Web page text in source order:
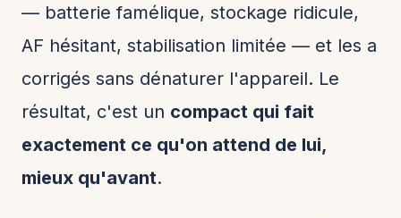
— batterie famélique, stockage ridicule,
AF hésitant, stabilisation limitée — et les a
corrigés sans dénaturer l'appareil. Le
résultat, c'est un compact qui fait
exactement ce qu'on attend de lui,
mieux qu'avant.